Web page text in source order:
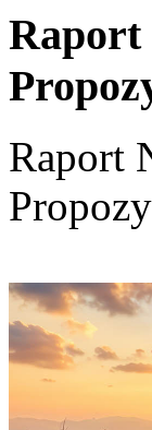
Raport
Raport